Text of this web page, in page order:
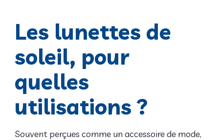
Les lunettes de
soleil, pour
quelles
utilisations ?
Souvent perçues comme un accessoire de mode,